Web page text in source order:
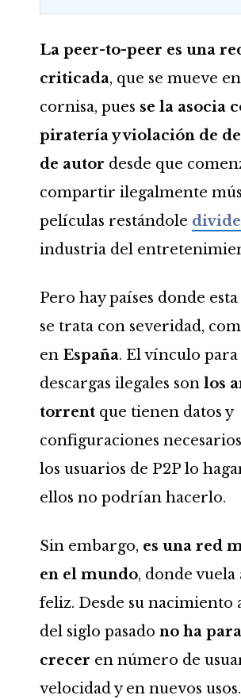
La peer-to-peer es una
criticada, que se mueve
cornisa, pues se la asocia
piratería y violación de
de autor desde que
compartir ilegalmente
películas restándole
industria del
Pero hay países donde
se trata con severidad,
en España. El vínculo para
descargas ilegales sonlos
torrentque tienen datos y
configuraciones
los usuarios de P2P lo
ellos no podrían hacerlo.
Sin embargo, es una red
en el mundo, donde vuela
feliz. Desde su nacimiento
del siglo pasado no ha
crecer en número de
velocidad y en nuevos usos.